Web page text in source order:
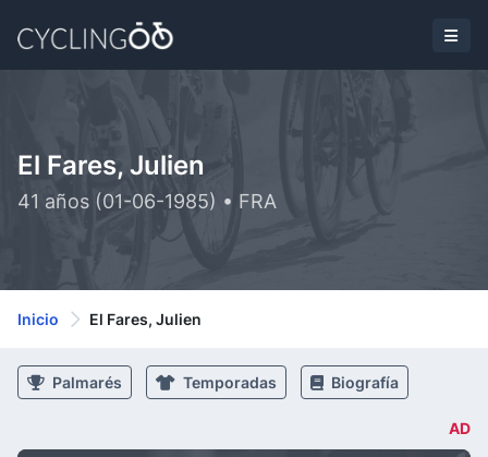
El Fares, Julien
41 años (01-06-1985) • FRA
Inicio El Fares, Julien
Palmarés Temporadas Biografía
AD